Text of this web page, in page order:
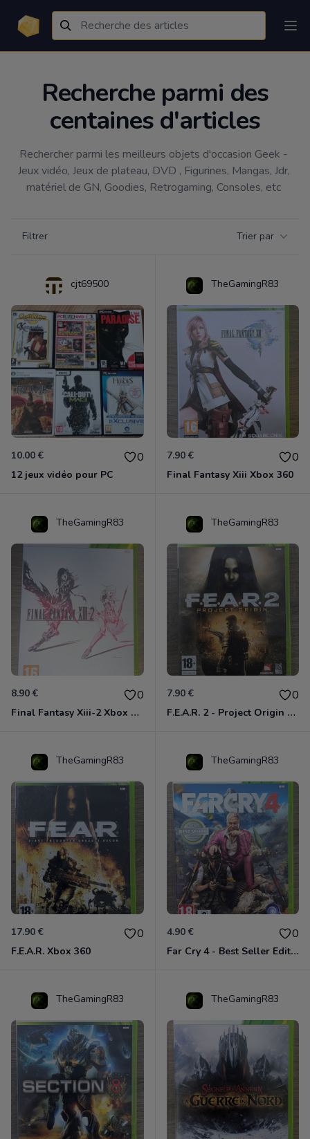
Recherche parmi des
centaines d'articles
Rechercher parmi les meilleurs objets d'occasion Geek -
Jeux vidéo, Jeux de plateau, DVD , Figurines, Mangas, Jdr,
matériel de GN, Goodies, Retrogaming, Consoles, etc
Filtrer Trier par
cjt69500
10.00 € 0
12 jeux vidéo pour PC
TheGamingR83
7.90 € 0
Final Fantasy Xiii Xbox 360
TheGamingR83
8.90 € 0
Final Fantasy Xiii-2 Xbox 360
TheGamingR83
7.90 € 0
F.E.A.R. 2 - Project Origin Xbox 360
TheGamingR83
17.90 € 0
F.E.A.R. Xbox 360
TheGamingR83
4.90 € 0
Far Cry 4 - Best Seller Edition Xbox 360
TheGamingR83 TheGamingR83